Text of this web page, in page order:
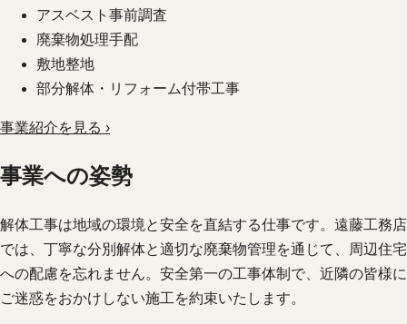
アスベスト事前調査
廃棄物処理手配
敷地整地
部分解体・リフォーム付帯工事
事業紹介を見る ›
事業への姿勢
解体工事は地域の環境と安全を直結する仕事です。遠藤工務店
では、丁寧な分別解体と適切な廃棄物管理を通じて、周辺住宅
への配慮を忘れません。安全第一の工事体制で、近隣の皆様に
ご迷惑をおかけしない施工を約束いたします。